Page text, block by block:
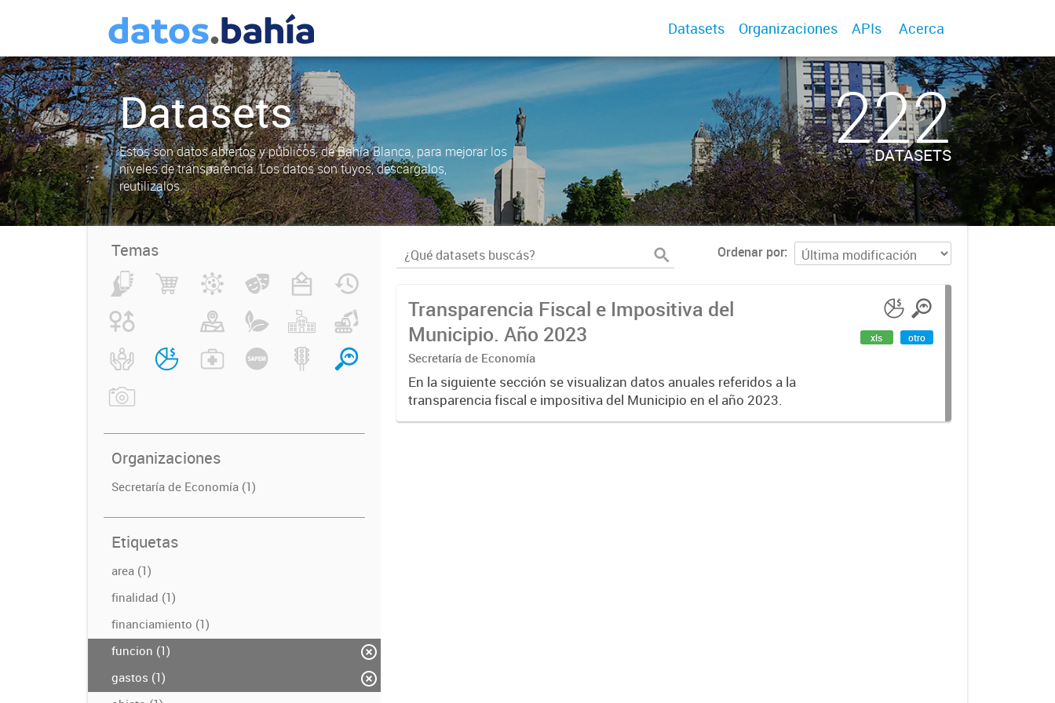
Datasets Organizaciones APIs Acerca
Datasets
Estos son datos abiertos y públicos, de Bahía Blanca, para mejorar los
niveles de transparencia. Los datos son tuyos, descargalos,
reutilizalos.
222
DATASETS
Temas
Organizaciones
Secretaría de Economía (1)
Etiquetas
area (1)
finalidad (1)
financiamiento (1)
funcion (1)
gastos (1)
Ordenar por
Transparencia Fiscal e Impositiva del
Municipio. Año 2023
Secretaría de Economía
En la siguiente sección se visualizan datos anuales referidos a la
transparencia fiscal e impositiva del Municipio en el año 2023.
xls otro